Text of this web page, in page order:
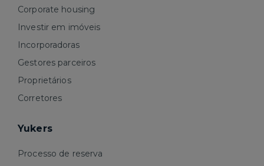
Corporate housing
Investir em imóveis
Incorporadoras
Gestores parceiros
Proprietários
Corretores
Yukers
Processo de reserva